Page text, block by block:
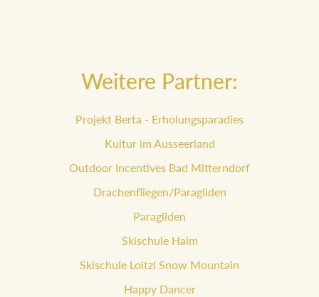
Weitere Partner:
Projekt Berta - Erholungsparadies
Kultur im Ausseerland
Outdoor Incentives Bad Mitterndorf
Drachenfliegen/Paragliden
Paragliden
Skischule Haim
Skischule Loitzl Snow Mountain
Happy Dancer